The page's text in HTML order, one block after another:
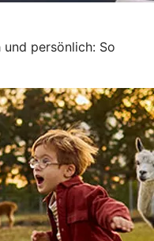
persönlich: So